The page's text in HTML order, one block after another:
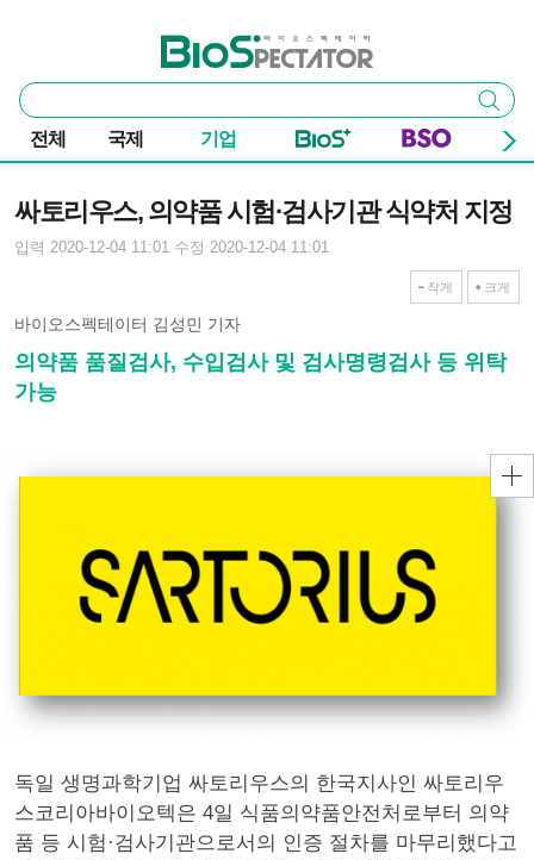
바이오스펙테이터
통
합
검
색
검색
전체 국제 기업
싸토리우스, 의약품 시험·검사기관 식약처 지정
입력 2020-12-04 11:01 수정 2020-12-04 11:01
작게 크게
바이오스펙테이터 김성민 기자
의약품 품질검사, 수입검사 및 검사명령검사 등 위탁
가능
독일 생명과학기업 싸토리우스의 한국지사인 싸토리우
스코리아바이오텍은 4일 식품의약품안전처로부터 의약
품 등 시험·검사기관으로서의 인증 절차를 마무리했다고